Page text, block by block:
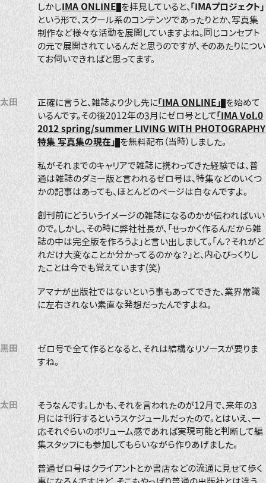
しかしIMA ONLINE を拝見していると、 「IMAプロジェクト」
という形で、スクール系のコンテンツであったりとか、写真集
制作など様々な活動を展開していますよね。同じコンセプト
の元で展開されているんだと思うのですが、そのあたりについ
てお伺いできればと思ってます。
太田 正確に言うと、雑誌より少し先に「IMA ONLINE」
を始めて
いるんです。その後2012年の3月にゼロ号として「IMA Vol.0
2012 spring/summer LIVING WITH PHOTOGRAPHY
特集 写真集の現在」
を無料配布（当時）しました。
私がそれまでのキャリアで雑誌に携わってきた経験では、普
通は雑誌のダミー版と言われるゼロ号は、特集などのいくつ
かの記事はあっても、ほとんどのページは白なんですよ。
創刊前にどういうイメージの雑誌になるのかが伝わればいい
ので。しかし、その時に弊社社長が、「せっかく作るんだから雑
誌の中は完全版を作ろうよ」と言い出しまして。「ん？それがど
れだけ大変なことか分かってるのかな？」と、内心びっくりし
たことは今でも覚えています(笑)
アマナが出版社ではないという事もあってできた、業界常識
に左右されない素直な発想だったんですよね。
黒田
ゼロ号で全て作るとなると、それは結構なリソースが要りま
すね。
太田
そうなんです。しかも、それを言われたのが12月で、来年の3
月には刊行するというスケジュールだったので。とはいえ、一
応それぐらいのボリューム感であれば実現可能と判断して編
集スタッフにも参加してもらいながら作りあげました。
普通ゼロ号はクライアントとか書店などの流通に見せて歩く